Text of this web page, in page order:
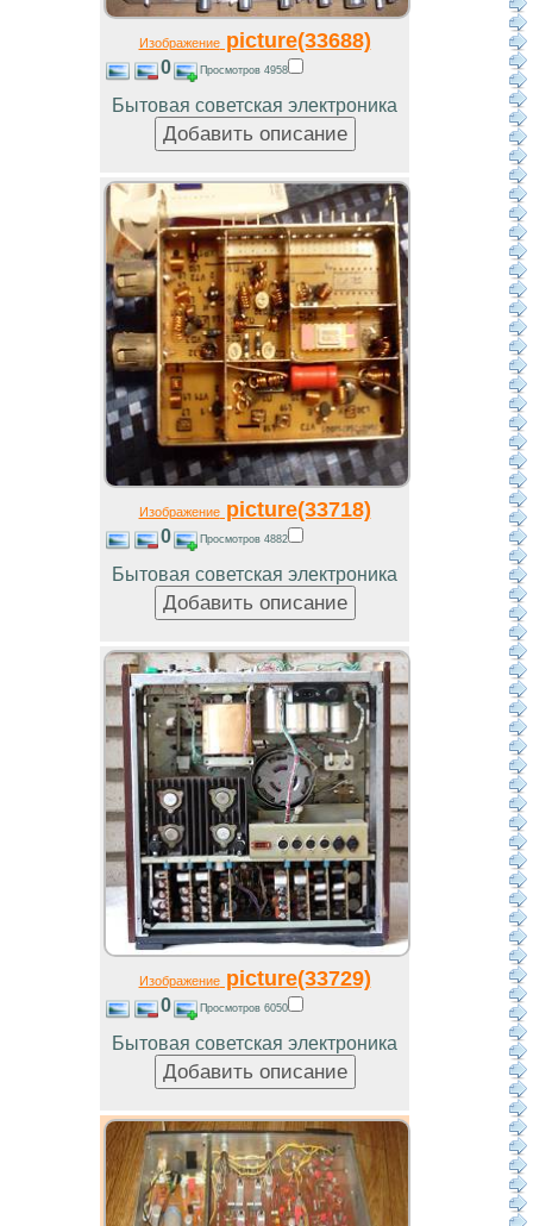
Изображениеpicture(33688)
0 Просмотров 4958
Бытовая советская электроника
Изображениеpicture(33718)
0 Просмотров 4882
Бытовая советская электроника
Изображениеpicture(33729)
0 Просмотров 6050
Бытовая советская электроника